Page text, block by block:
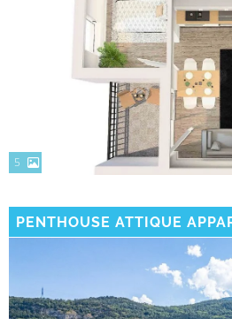
5
PENTHOUSE ATTIQUE